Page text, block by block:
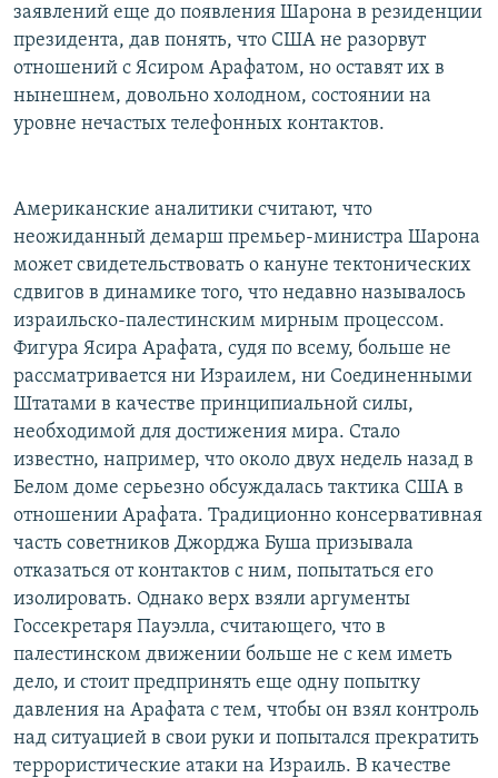
заявлений еще до появления Шарона в резиденции
президента, дав понять, что США не разорвут
отношений с Ясиром Арафатом, но оставят их в
нынешнем, довольно холодном, состоянии на
уровне нечастых телефонных контактов.
Американские аналитики считают, что
неожиданный демарш премьер-министра Шарона
может свидетельствовать о кануне тектонических
сдвигов в динамике того, что недавно называлось
израильско-палестинским мирным процессом.
Фигура Ясира Арафата, судя по всему, больше не
рассматривается ни Израилем, ни Соединенными
Штатами в качестве принципиальной силы,
необходимой для достижения мира. Стало
известно, например, что около двух недель назад в
Белом доме серьезно обсуждалась тактика США в
отношении Арафата. Традиционно консервативная
часть советников Джорджа Буша призывала
отказаться от контактов с ним, попытаться его
изолировать. Однако верх взяли аргументы
Госсекретаря Пауэлла, считающего, что в
палестинском движении больше не с кем иметь
дело, и стоит предпринять еще одну попытку
давления на Арафата с тем, чтобы он взял контроль
над ситуацией в свои руки и попытался прекратить
террористические атаки на Израиль. В качестве